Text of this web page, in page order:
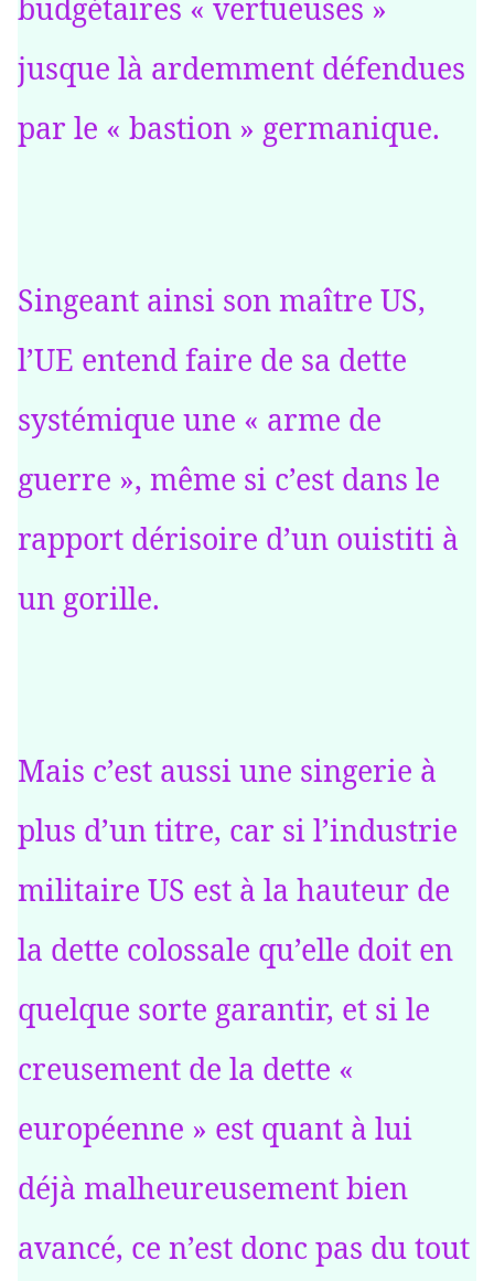
budgétaires « vertueuses »
jusque là ardemment défendues
par le « bastion » germanique.
Singeant ainsi son maître US,
l’UE entend faire de sa dette
systémique une « arme de
guerre », même si c’est dans le
rapport dérisoire d’un ouistiti à
un gorille.
Mais c’est aussi une singerie à
plus d’un titre, car si l’industrie
militaire US est à la hauteur de
la dette colossale qu’elle doit en
quelque sorte garantir, et si le
creusement de la dette «
européenne » est quant à lui
déjà malheureusement bien
avancé, ce n’est donc pas du tout